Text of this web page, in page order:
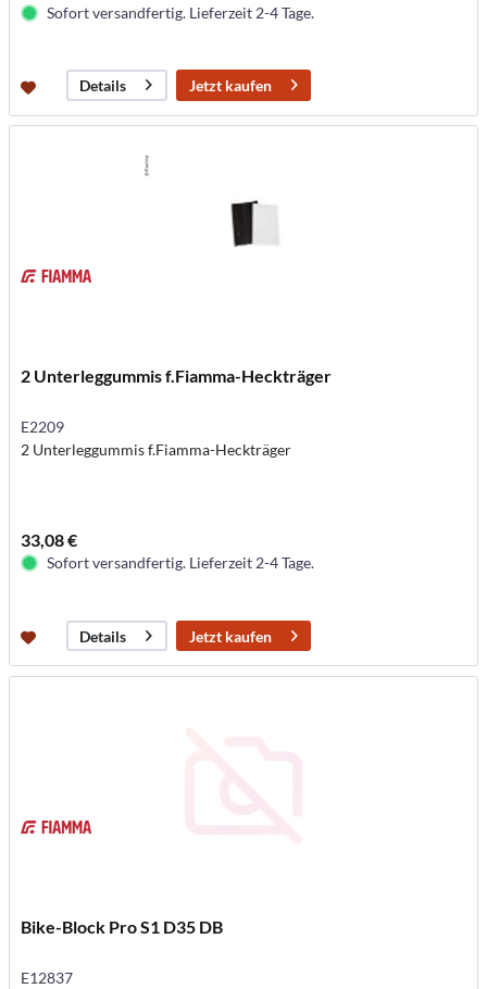
Sofort versandfertig. Lieferzeit 2-4 Tage.
Details Jetzt kaufen
2 Unterleggummis f.Fiamma-Heckträger
E2209
2 Unterleggummis f.Fiamma-Heckträger
33,08 €
Sofort versandfertig. Lieferzeit 2-4 Tage.
Details Jetzt kaufen
Bike-Block Pro S1 D35 DB
E12837